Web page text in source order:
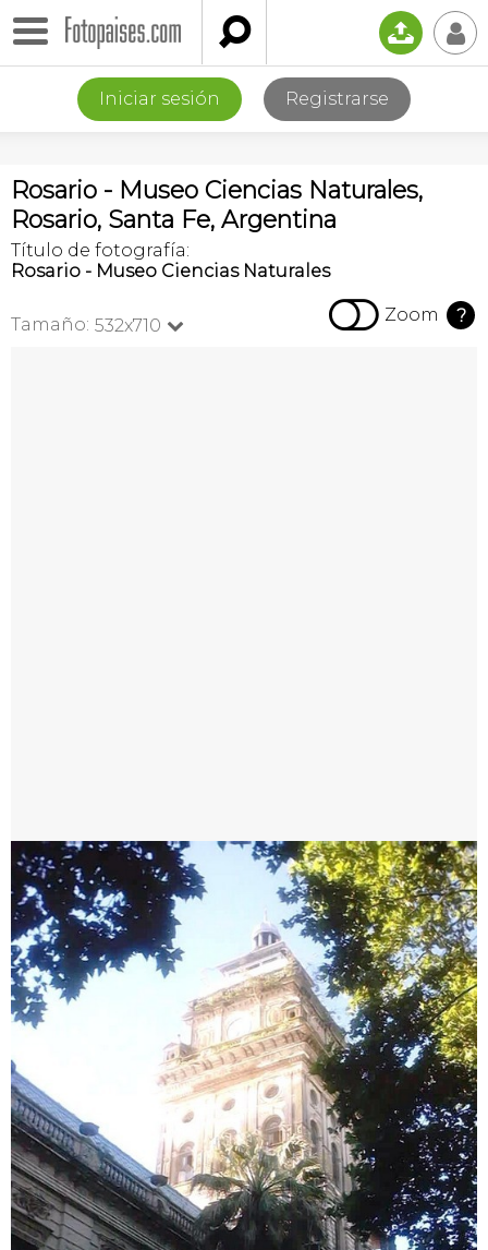
 📤 👤
Iniciar sesión Registrarse
Rosario - Museo Ciencias Naturales,
Rosario, Santa Fe, Argentina
Título de fotografía:
Rosario - Museo Ciencias Naturales
Tamaño: 532x710   Zoom ?